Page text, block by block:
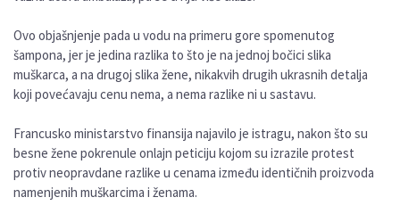
Ovo objašnjenje pada u vodu na primeru gore spomenutog
šampona, jer je jedina razlika to što je na jednoj bočici slika
muškarca, a na drugoj slika žene, nikakvih drugih ukrasnih detalja
koji povećavaju cenu nema, a nema razlike ni u sastavu.
Francusko ministarstvo finansija najavilo je istragu, nakon što su
besne žene pokrenule onlajn peticiju kojom su izrazile protest
protiv neopravdane razlike u cenama između identičnih proizvoda
namenjenih muškarcima i ženama.